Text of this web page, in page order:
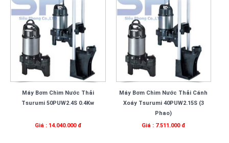
Máy Bơm Chìm Nước Thải
Tsurumi 50PUW2.4S 0.4Kw
Giá : 14.040.000 đ
Máy Bơm Chìm Nước Thải Cánh
Xoáy Tsurumi 40PUW2.15S (3
Phao)
Giá : 7.511.000 đ